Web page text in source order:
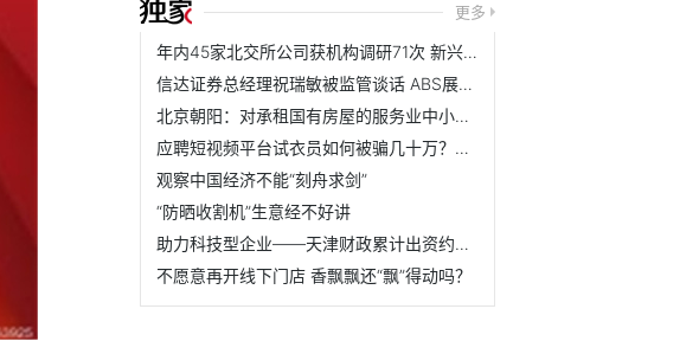
更多
年内45家北交所公司获机构调研71次 新兴成长赛道被重点关注
信达证券总经理祝瑞敏被监管谈话 ABS展业违规
北京朝阳：对承租国有房屋的服务业中小微企业和个体工商户减...
应聘短视频平台试衣员如何被骗几十万？新型刷单骗局起底
观察中国经济不能“刻舟求剑”
“防晒收割机”生意经不好讲
助力科技型企业——天津财政累计出资约9.3亿元 引导带动投融...
不愿意再开线下门店 香飘飘还“飘”得动吗？